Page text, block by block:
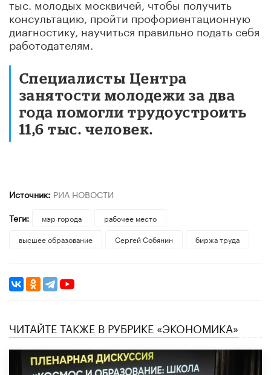
тыс. молодых москвичей, чтобы получить
консультацию, пройти профориентационную
диагностику, научиться правильно подать себя
работодателям.
Специалисты Центра
занятости молодежи за два
года помогли трудоустроить
11,6 тыс. человек.
Источник: РИА НОВОСТИ
Теги:
мэр города
рабочее место
высшее образование
Сергей Собянин биржа труда
ЧИТАЙТЕ ТАКЖЕ В РУБРИКЕ «ЭКОНОМИКА»